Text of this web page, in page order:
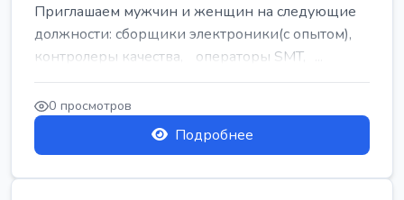
Приглашаем мужчин и женщин на следующие
должности: сборщики электроники(с опытом),
контролеры качества, операторы SMT, ...
0 просмотров
Подробнее